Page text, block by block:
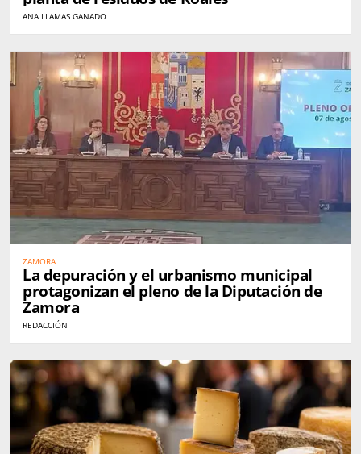
ANA LLAMAS GANADO
ZAMORA
La depuración y el urbanismo municipal
protagonizan el pleno de la Diputación de
Zamora
REDACCIÓN